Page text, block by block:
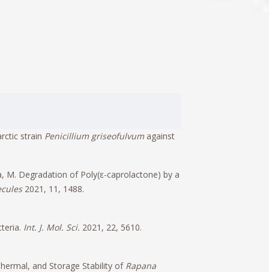
strain Penicillium griseofulvum against
M. Degradation of Poly(ε-caprolactone) by a
2021, 11, 1488.
Int. J. Mol. Sci. 2021, 22, 5610.
and Storage Stability of Rapana